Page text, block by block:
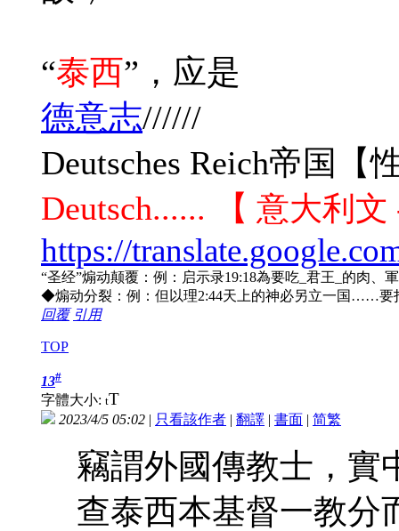
“泰西”，应是
德意志//////
Deutsches Reich帝国
Deutsch...... 【 意大利
https://
“圣经”煽动颠覆：例：启示录19:18為要吃_君王_的肉
◆煽动分裂：例：但以理2:44天上的神必另立一国……要
回覆 引用
TOP
13#
字體大小: tT
2023/4/5 05:02 | 只看該作者 | 翻譯 | 書面 | 简繁
竊謂外國傳教士，實
查泰西本基督一教分